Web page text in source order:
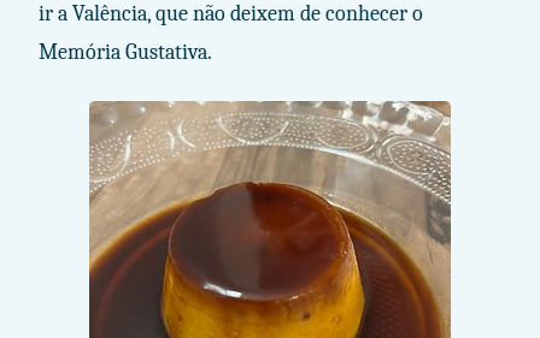
ir a Valência, que não deixem de conhecer o
Memória Gustativa.